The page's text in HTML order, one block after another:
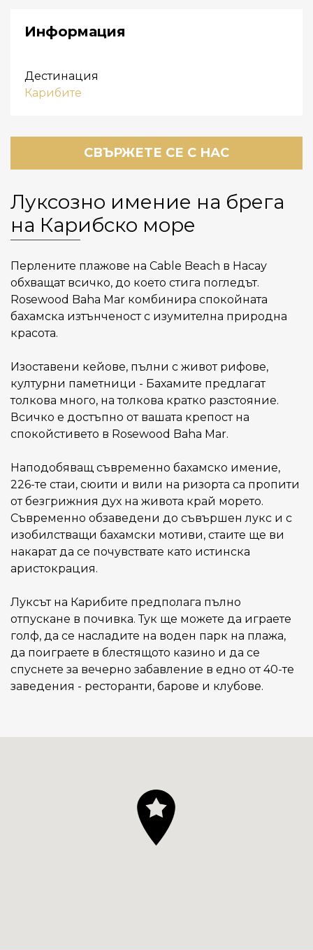
Информация
Дестинация
Карибите
СВЪРЖЕТЕ СЕ С НАС
Луксозно имение на брега
на Карибско море
Перлените плажове на Cable Beach в Насау
обхващат всичко, до което стига погледът.
Rosewood Baha Mar комбинира спокойната
бахамска изтънченост с изумителна природна
красота.
Изоставени кейове, пълни с живот рифове,
културни паметници - Бахамите предлагат
толкова много, на толкова кратко разстояние.
Всичко е достъпно от вашата крепост на
спокойстивето в Rosewood Baha Mar.
Наподобяващ съвременно бахамско имение,
226-те стаи, сюити и вили на ризорта са пропити
от безгрижния дух на живота край морето.
Съвременно обзаведени до съвършен лукс и с
изобилстващи бахамски мотиви, стаите ще ви
накарат да се почувствате като истинска
аристокрация.
Луксът на Карибите предполага пълно
отпускане в почивка. Тук ще можете да играете
голф, да се насладите на воден парк на плажа,
да поиграете в блестящото казино и да се
спуснете за вечерно забавление в едно от 40-те
заведения - ресторанти, барове и клубове.